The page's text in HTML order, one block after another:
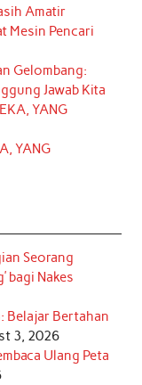
u
e
Amatir
Mesin Pencari
Gelombang:
Jawab Kita
YANG
YANG
Seorang
bagi Nakes
Belajar Bertahan
3, 2026
Ulang Peta